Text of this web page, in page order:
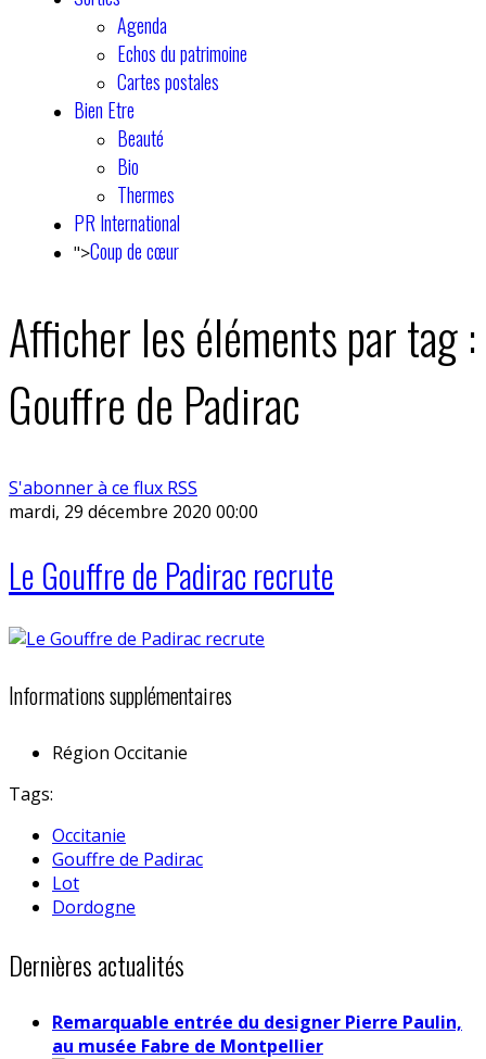
Agenda
Echos du patrimoine
Cartes postales
Bien Etre
Beauté
Bio
Thermes
PR International
">Coup de cœur
Afficher les éléments par tag :
Gouffre de Padirac
S'abonner à ce flux RSS
mardi, 29 décembre 2020 00:00
Le Gouffre de Padirac recrute
Informations supplémentaires
Région Occitanie
Tags:
Occitanie
Gouffre de Padirac
Lot
Dordogne
Dernières actualités
Remarquable entrée du designer Pierre Paulin,
au musée Fabre de Montpellier